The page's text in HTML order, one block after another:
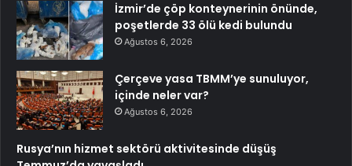
İzmir’de çöp konteynerinin önünde,
poşetlerde 33 ölü kedi bulundu
Ağustos 6, 2026
Çerçeve yasa TBMM’ye sunuluyor,
içinde neler var?
Ağustos 6, 2026
Rusya’nın hizmet sektörü aktivitesinde düşüş